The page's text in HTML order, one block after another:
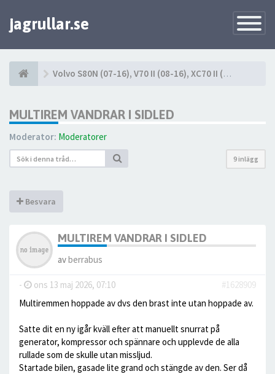
Toggle
jagrullar.se
Volvo S80N (07-16), V70 II (08-16), XC70 II (08-16)
MULTIREM VANDRAR I SIDLED
Moderator: Moderatorer
9 inlägg
Besvara
MULTIREM VANDRAR I SIDLED
avberrabus
- ons 13 maj 2026, 07:10
#1628909
Multiremmen hoppade av dvs den brast inte utan hoppade av.
Satte dit en ny igår kväll efter att manuellt snurrat på
generator, kompressor och spännare och upplevde de alla
rullade som de skulle utan missljud.
Startade bilen, gasade lite grand och stängde av den. Ser då